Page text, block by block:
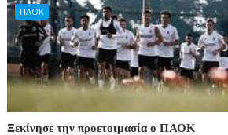
ΠΑΟΚ
Ξεκίνησε την προετοιμασία ο ΠΑΟΚ